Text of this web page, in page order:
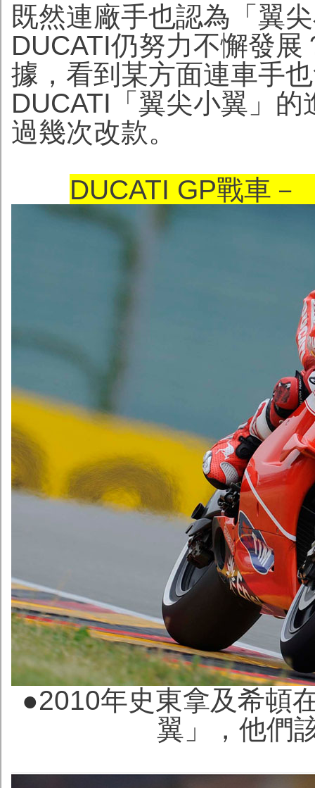
既然連廠手也認為「翼
DUCATI仍努力不懈發
據，看到某方面連車手
DUCATI「翼尖小翼」
過幾次改款。
DUCATI GP戰車－
●2010年史東拿及希頓
翼」，他們